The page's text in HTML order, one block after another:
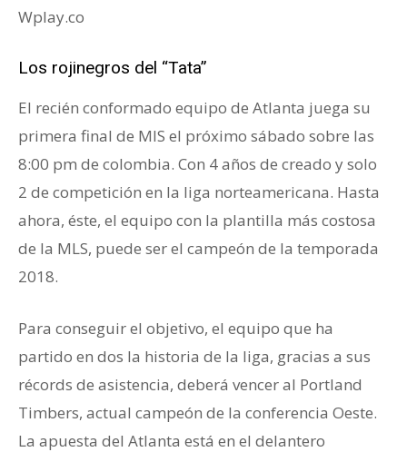
Wplay.co
Los rojinegros del “Tata”
El recién conformado equipo de Atlanta juega su
primera final de MlS el próximo sábado sobre las
8:00 pm de colombia. Con 4 años de creado y solo
2 de competición en la liga norteamericana. Hasta
ahora, éste, el equipo con la plantilla más costosa
de la MLS, puede ser el campeón de la temporada
2018.
Para conseguir el objetivo, el equipo que ha
partido en dos la historia de la liga, gracias a sus
récords de asistencia, deberá vencer al Portland
Timbers, actual campeón de la conferencia Oeste.
La apuesta del Atlanta está en el delantero